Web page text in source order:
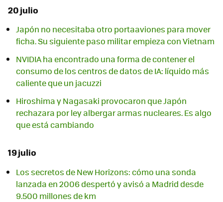
20 julio
Japón no necesitaba otro portaaviones para mover
ficha. Su siguiente paso militar empieza con Vietnam
NVIDIA ha encontrado una forma de contener el
consumo de los centros de datos de IA: líquido más
caliente que un jacuzzi
Hiroshima y Nagasaki provocaron que Japón
rechazara por ley albergar armas nucleares. Es algo
que está cambiando
19 julio
Los secretos de New Horizons: cómo una sonda
lanzada en 2006 despertó y avisó a Madrid desde
9.500 millones de km